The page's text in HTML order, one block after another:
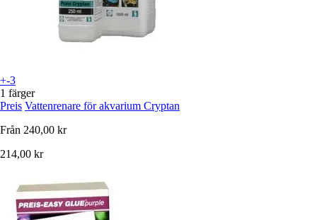
+-3
1 färger
Preis Vattenrenare för akvarium Cryptan
Från 240,00 kr
214,00 kr